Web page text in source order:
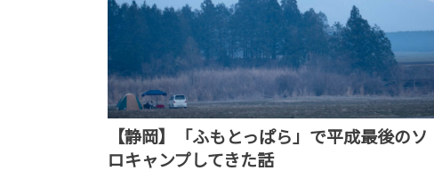
【静岡】「ふもとっぱら」で平成最後のソ
ロキャンプしてきた話